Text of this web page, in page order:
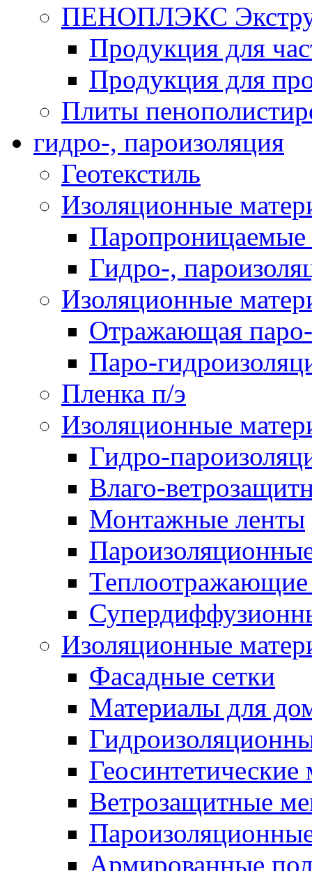
ПЕНОПЛЭКС
Продукция для
Продукция для
Плиты
гидро-, пароизоляция
Геотекстиль
Изоляционные
Гидро-,
Изоляционные
Отражающая
Паро-
Пленка п/э
Изоляционные
Гидро-
Влаго-
Монтажные ленты
Теплоотражающие
Изоляционные
Фасадные сетки
Материалы для
Геосинтетические
Ветрозащитные
Армированные